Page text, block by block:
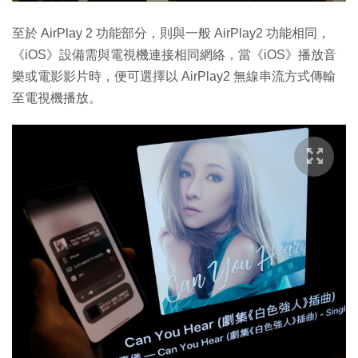
至於 AirPlay 2 功能部分，則與一般 AirPlay2 功能相同，
《iOS》設備需與電視機連接相同網絡，當《iOS》播放音
樂或電影影片時，便可選擇以 AirPlay2 無線串流方式傳輸
至電視機播放。